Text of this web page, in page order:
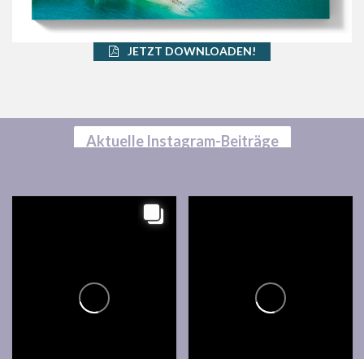
JETZT DOWNLOADEN!
Aktuelle Instagram-Beiträge